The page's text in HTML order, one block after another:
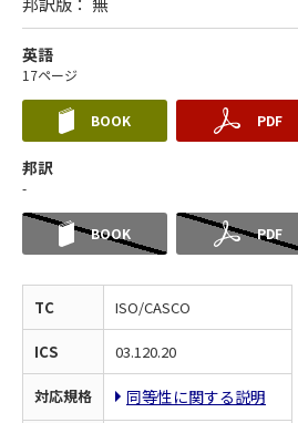
英語
17ページ
BOOK PDF
邦訳
-
BOOK PDF
TC ISO/CASCO
ICS 03.120.20
対応規格 同等性に関する説明